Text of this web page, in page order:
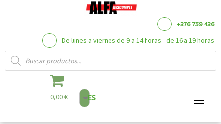
+376 759 436
De lunes a viernes de 9 a 14 horas - de 16 a 19 horas
Búsqueda de productos
0,00 € ES